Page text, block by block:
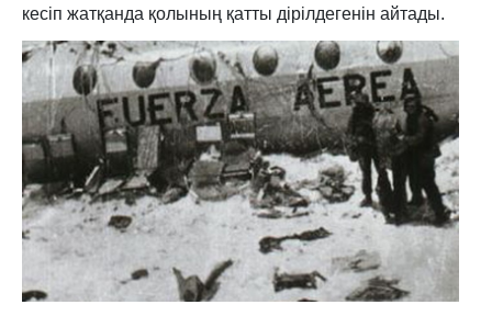
кесіп жатқанда қолының қатты дірілдегенін айтады.